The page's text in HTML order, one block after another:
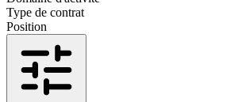
Type de contrat
Position